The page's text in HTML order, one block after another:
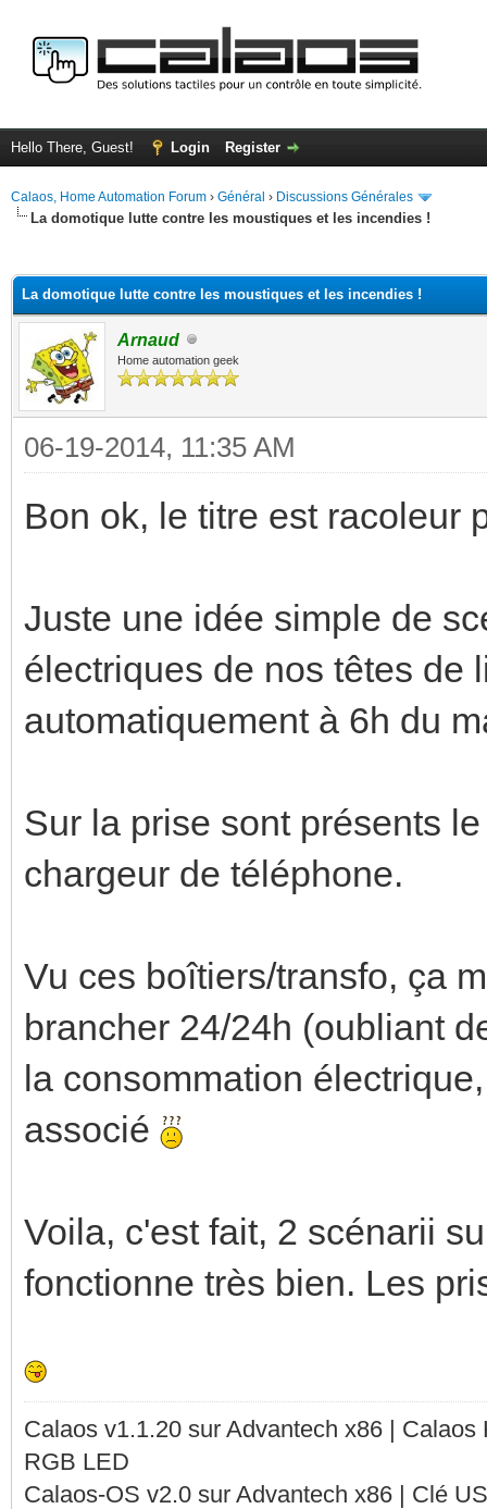
Hello There, Guest! Login Register
Calaos, Home Automation Forum › Général › Discussions Générales
La domotique lutte contre les moustiques et les incendies !
La domotique lutte contre les moustiques et les incendies !
Arnaud
Home automation geek
06-19-2014, 11:35 AM
Bon ok, le titre est racoleur
Juste une idée simple de
électriques de nos têtes de
automatiquement à 6h du
Sur la prise sont présents
chargeur de téléphone.
Vu ces boîtiers/transfo, ça
brancher 24/24h (oubliant
la consommation
associé
Voila, c'est fait, 2 scénarii
fonctionne très bien. Les
Calaos v1.1.20 sur Advantech x86 |
RGB LED
Calaos-OS v2.0 sur Advantech x86 | Clé